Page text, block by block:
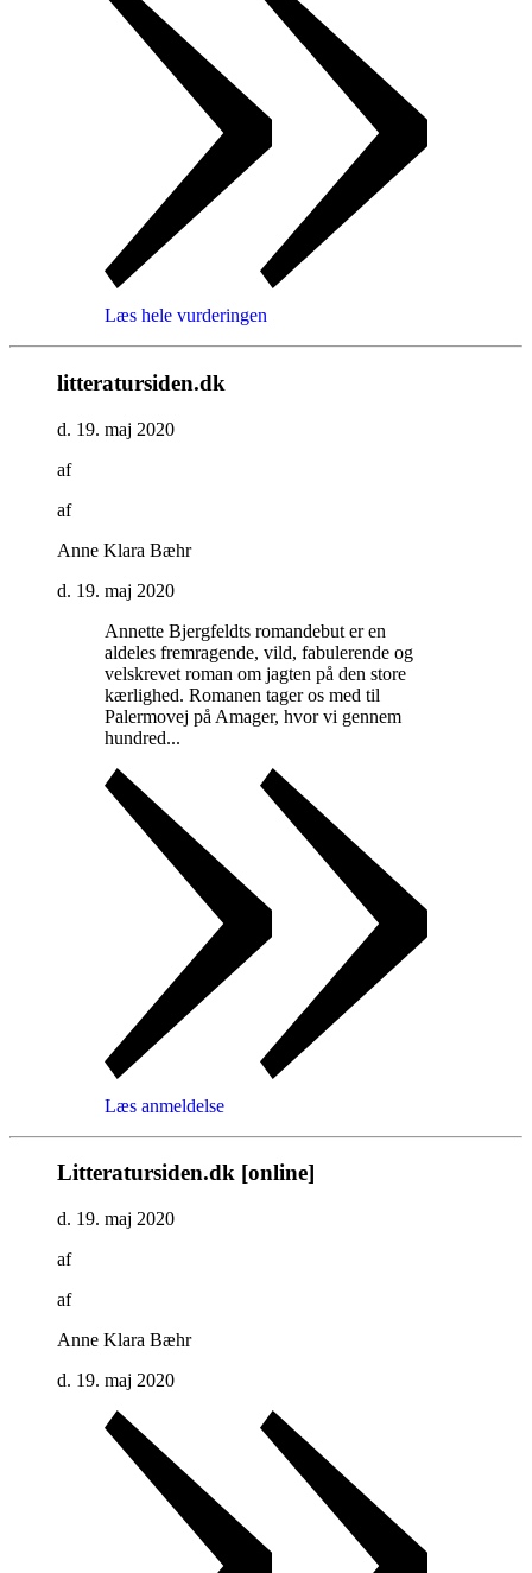
Læs hele vurderingen
litteratursiden.dk
d. 19. maj 2020
af
af
Anne Klara Bæhr
d. 19. maj 2020
Annette Bjergfeldts romandebut er en
aldeles fremragende, vild, fabulerende og
velskrevet roman om jagten på den store
kærlighed. Romanen tager os med til
Palermovej på Amager, hvor vi gennem
hundred...
Læs anmeldelse
Litteratursiden.dk [online]
d. 19. maj 2020
af
af
Anne Klara Bæhr
d. 19. maj 2020